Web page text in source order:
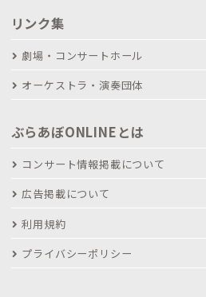
リンク集
劇場・コンサートホール
オーケストラ・演奏団体
ぶらあぼONLINEとは
コンサート情報掲載について
広告掲載について
利用規約
プライバシーポリシー